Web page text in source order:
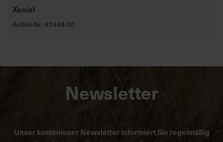
Xenial
Artikel-Nr.: 67449-00
Newsletter
Unser kostenloser Newsletter informiert Sie regelmäßig